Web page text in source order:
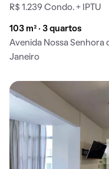
R$ 1.239 Condo. + IPTU
103 m² · 3 quartos
Avenida Nossa Senhora
Janeiro